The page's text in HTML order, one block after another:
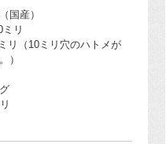
国産）
ミリ
リ（10ミリ穴のハトメが
）